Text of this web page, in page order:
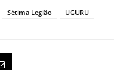
Sétima Legião UGURU